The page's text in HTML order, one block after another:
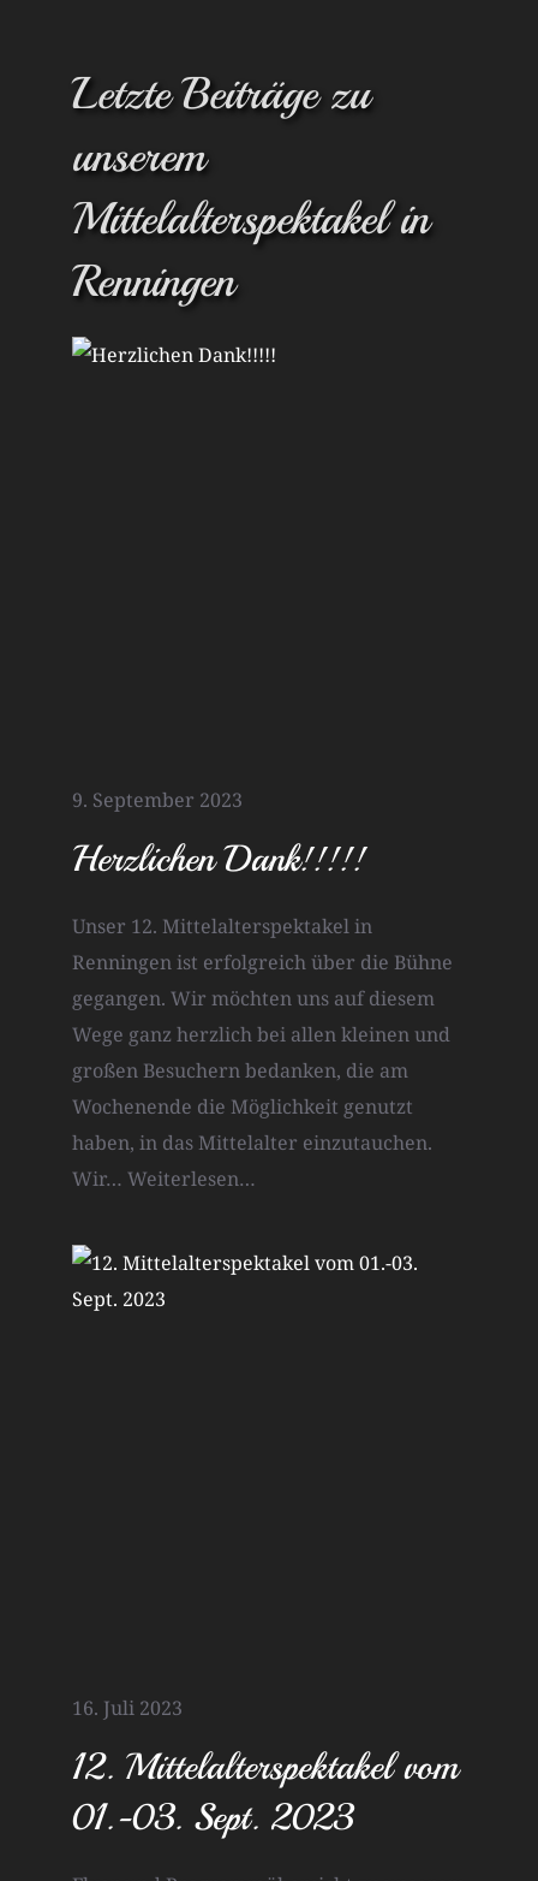
Letzte Beiträge zu
unserem
Mittelalterspektakel in
Renningen
9. September 2023
Herzlichen Dank!!!!!
Unser 12. Mittelalterspektakel in
Renningen ist erfolgreich über die Bühne
gegangen. Wir möchten uns auf diesem
Wege ganz herzlich bei allen kleinen und
großen Besuchern bedanken, die am
Wochenende die Möglichkeit genutzt
haben, in das Mittelalter einzutauchen.
Wir… Weiterlesen…
16. Juli 2023
12. Mittelalterspektakel vom
01.-03. Sept. 2023